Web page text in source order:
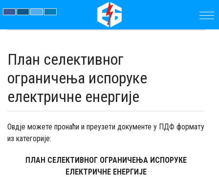
ПРЕДУЗЕЋЕ
ПАРАМЕТРИ
АКТУЕЛНОСТИ
ЈАВНЕ
НАБАВКЕ
План селективног
ограничења испоруке
електричне енергије
Овдје можете пронаћи и преузети документе у ПДФ формату
из категорије:
ПЛАН СЕЛЕКТИВНОГ ОГРАНИЧЕЊА ИСПОРУКЕ
ЕЛЕКТРИЧНЕ ЕНЕРГИЈЕ